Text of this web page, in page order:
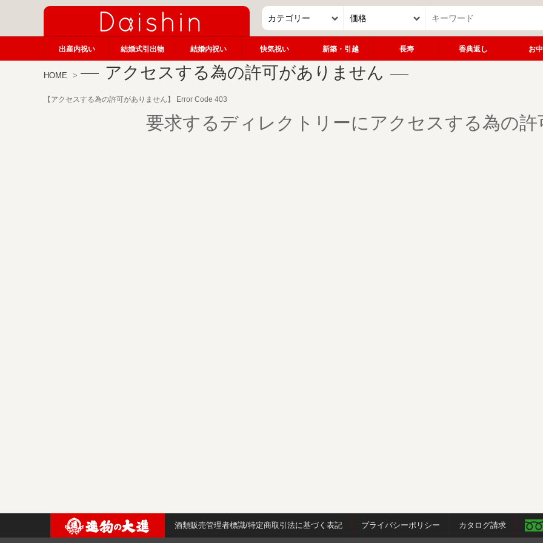
出産内祝い 結婚式引出物 結婚内祝い 快気祝い 新築・引越 長寿 香典返し お
HOME アクセスする為の許可がありません
【アクセスする為の許可がありません】 Error Code 403
要求するディレクトリーにアクセスする為の
酒類販売管理者標識/特定商取引法に基づく表記 プライバシーポリシー カタログ請求